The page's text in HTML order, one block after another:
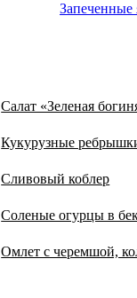
Запеченные
Салат «Зеленая
Кукурузные
Сливовый коблер
Соленые огурцы в
Омлет с черемшой,